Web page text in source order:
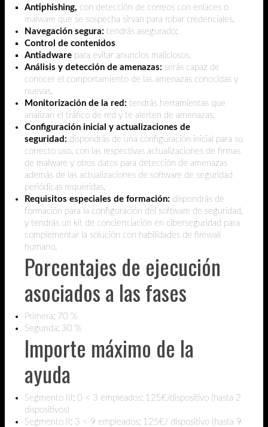
Antiphishing, con detección de correos con enlaces o
malware que se sospecha sirvan para robar credenciales.
Navegación segura: tendrás asegurado:
Control de contenidos
Antiadware para evitar anuncios maliciosos.
Análisis y detección de amenazas: serás capaz de
conocer el comportamiento de las amenazas conocidas y
nuevas.
Monitorización de la red: tendrás herramientas que
analizan el tráfico de red y te alerten de amenazas.
Configuración inicial y actualizaciones de
seguridad: dispondrás de una configuración inicial para su
correcto uso, con las respectivas actualizaciones de firmas
de malware y otros datos para detección de amenazas
además de las actualizaciones de software de seguridad
periódicas requeridas.
Requisitos especiales de formación: dispondrás de
formación para la configuración del software de seguridad,
y tendrás un kit de concienciación en ciberseguridad para
complementar la solución con habilidades de firewall
humano.
Porcentajes de ejecución
asociados a las fases
Primera: 70 %
Segunda: 30 %
Importe máximo de la
ayuda
Segmento III: 0 < 3 empleados: 125€/dispositivo (hasta 2
dispositivos)
Segmento II: 3 < 9 empleados: 125€/ dispositivo (hasta 9